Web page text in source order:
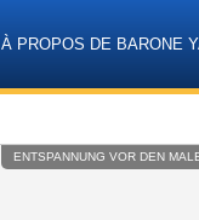
À PROPOS DE BARONE
ENTSPANNUNG VOR DEN